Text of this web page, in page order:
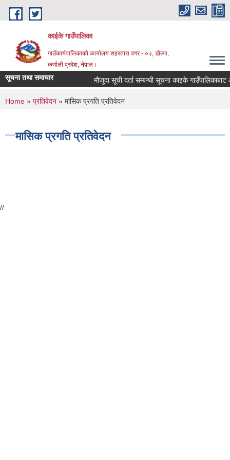
Skip to main content
काईके गाउँपालिका
गाउँकार्यपालिकाको कार्यालय शहरतारा वगर - ०२, डोल्पा,
कर्णाली प्रदेश, नेपाल।
सूचना तथा समाचार मौजुदा सूची दर्ता सम्बन्धी सूचना काइके
You are here
Home » प्रतिवेदन » मासिक प्रगति प्रतिवेदन
मासिक प्रगति प्रतिवेदन
//